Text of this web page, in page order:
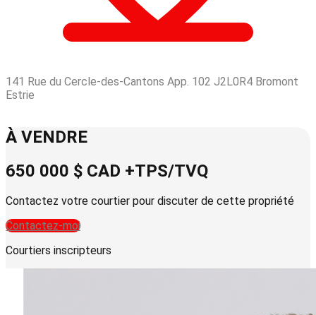
141 Rue du Cercle-des-Cantons App. 102 J2L0R4 Bromont
Estrie
+
À VENDRE
650 000 $ CAD +TPS/TVQ
Contactez votre courtier pour discuter de cette propriété
Contactez-moi
Courtiers inscripteurs